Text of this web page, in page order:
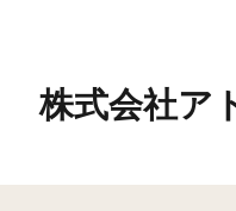
株式会社ア